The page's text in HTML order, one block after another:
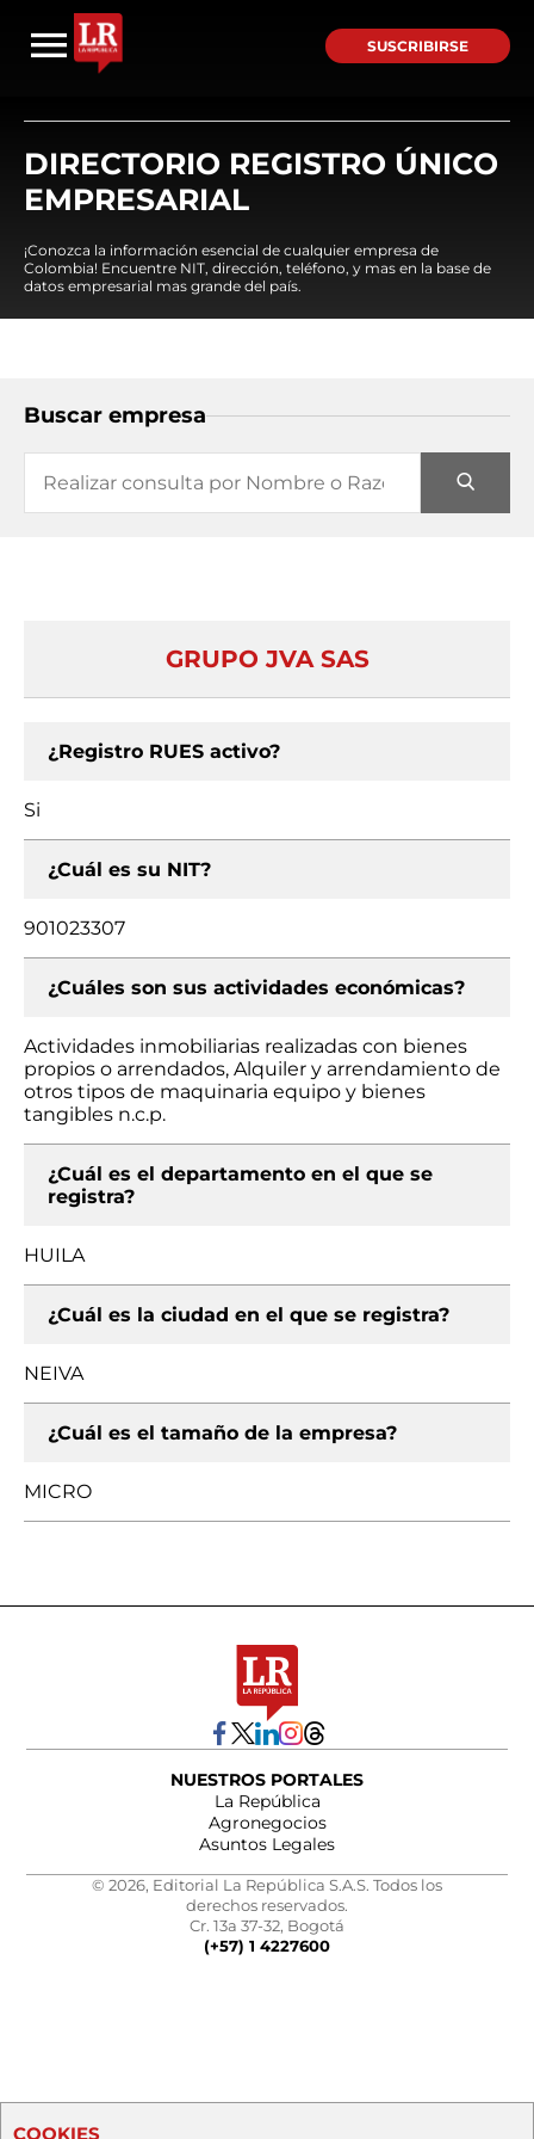
SUSCRIBIRSE
DIRECTORIO REGISTRO ÚNICO
EMPRESARIAL
¡Conozca la información esencial de cualquier empresa de
Colombia! Encuentre NIT, dirección, teléfono, y mas en la base de
datos empresarial mas grande del país.
Buscar empresa
GRUPO JVA SAS
¿Registro RUES activo?
Si
¿Cuál es su NIT?
901023307
¿Cuáles son sus actividades económicas?
Actividades inmobiliarias realizadas con bienes
propios o arrendados, Alquiler y arrendamiento de
otros tipos de maquinaria equipo y bienes
tangibles n.c.p.
¿Cuál es el departamento en el que se
registra?
HUILA
¿Cuál es la ciudad en el que se registra?
NEIVA
¿Cuál es el tamaño de la empresa?
MICRO
NUESTROS PORTALES
La República
Agronegocios
Asuntos Legales
© 2026, Editorial La República S.A.S. Todos los
derechos reservados.
Cr. 13a 37-32, Bogotá
(+57) 1 4227600
COOKIES